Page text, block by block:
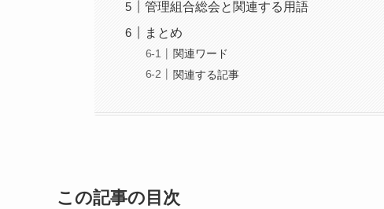
管理組合総会と関連する用語
まとめ
関連ワード
関連する記事
この記事の目次